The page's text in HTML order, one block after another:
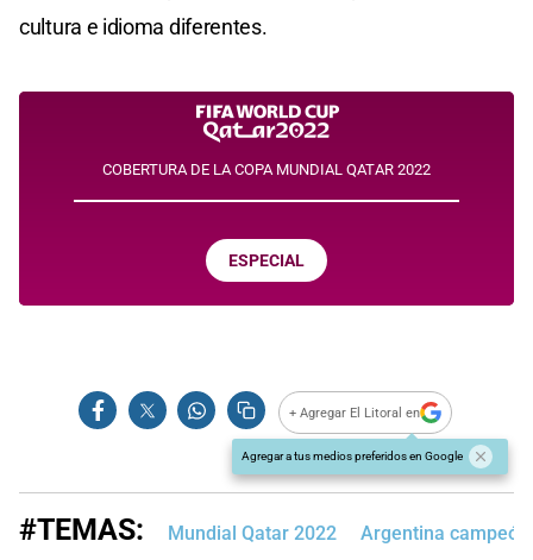
cultura e idioma diferentes.
COBERTURA DE LA COPA MUNDIAL QATAR 2022
ESPECIAL
+ Agregar El Litoral en
Agregar a tus medios preferidos en Google
#TEMAS: Mundial Qatar 2022 Argentina